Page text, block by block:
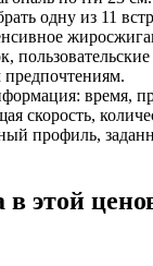
одну из 11
время,
скорость,
профиль,
этой